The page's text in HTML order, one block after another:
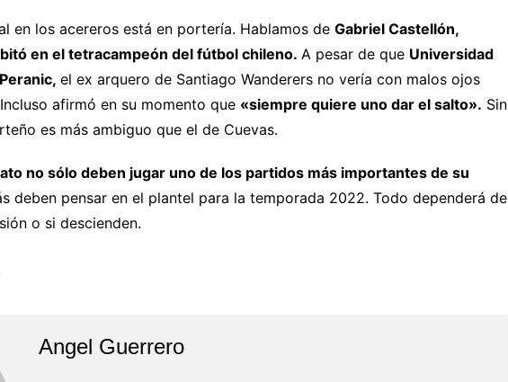
en los acereros está en portería. Hablamos de Gabriel Castellón,
en el tetracampeón del fútbol chileno. A pesar de que Universidad
el ex arquero de Santiago Wanderers no vería con malos ojos
afirmó en su momento que «siempre quiere uno dar el salto». Sin
es más ambiguo que el de Cuevas.
no sólo deben jugar uno de los partidos más importantes de su
deben pensar en el plantel para la temporada 2022. Todo dependerá de
o si descienden.
Angel Guerrero